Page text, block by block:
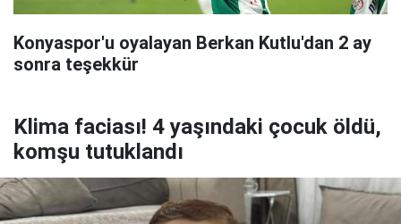
Konyaspor'u oyalayan Berkan Kutlu'dan 2 ay
sonra teşekkür
Klima faciası! 4 yaşındaki çocuk öldü,
komşu tutuklandı